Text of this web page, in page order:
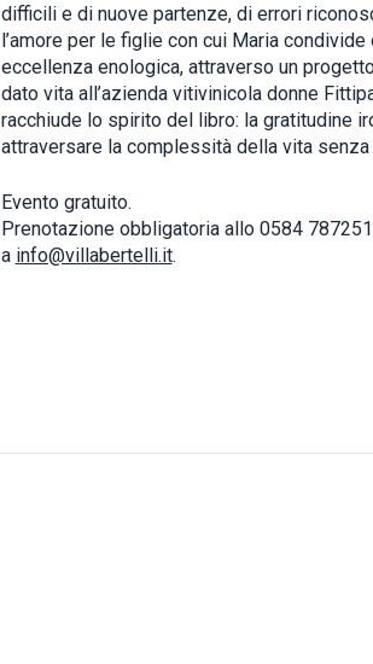
difficili e di nuove partenze, di errori
l’amore per le figlie con cui Maria
eccellenza enologica, attraverso un
dato vita all’azienda vitivinicola donne
racchiude lo spirito del libro: la gratitudine
attraversare la complessità della vita
Evento gratuito.
Prenotazione obbligatoria allo 0584
a info@villabertelli.it.